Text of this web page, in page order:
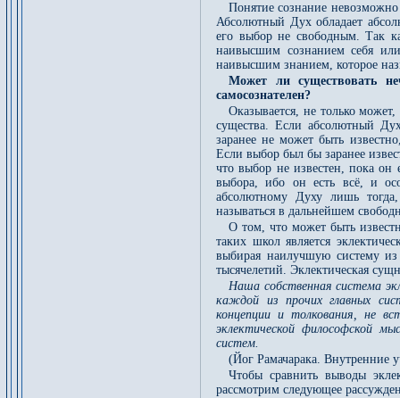
Понятие сознание
Абсолютный Дух обладает
его выбор не свободным. Так
наивысшим сознанием себя
наивысшим знанием, которое
Может ли существовать
самосознателен?
Оказывается, не только
существа. Если абсолютный
заранее не может быть
Если выбор был бы заранее
что выбор не известен, пока он
выбора, ибо он есть всё, и
абсолютному Духу лишь
называться в дальнейшем
О том, что может быть
таких школ является
выбирая наилучшую систему
тысячелетий. Эклектическая
Наша собственная система
каждой из прочих главных
концепции и толкования, не
эклектической философской
систем.
(Йог Рамачарака. Внутренние
Чтобы сравнить выводы
рассмотрим следующее